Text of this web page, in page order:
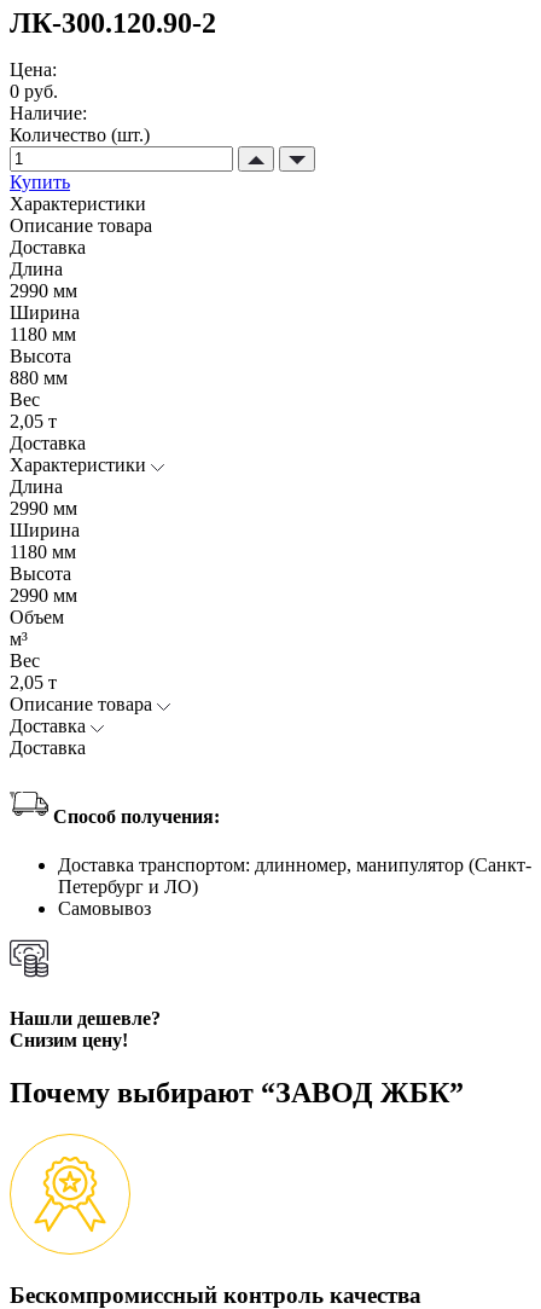
ЛК-300.120.90-2
Цена:
0 руб.
Наличие:
Количество (шт.)
Купить
Характеристики
Описание товара
Доставка
Длина
2990 мм
Ширина
1180 мм
Высота
880 мм
Вес
2,05 т
Доставка
Характеристики
Длина
2990 мм
Ширина
1180 мм
Высота
2990 мм
Объем
м³
Вес
2,05 т
Описание товара
Доставка
Доставка
Способ получения:
Доставка транспортом: длинномер, манипулятор (Санкт-
Петербург и ЛО)
Самовывоз
Нашли дешевле?
Снизим цену!
Почему выбирают “ЗАВОД ЖБК”
Бескомпромиссный контроль качества